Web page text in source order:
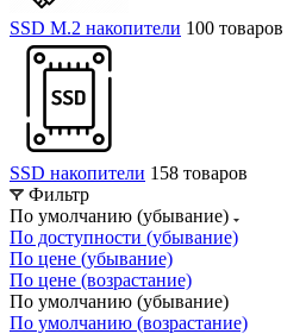
SSD M.2 накопители 100 товаров
SSD накопители 158 товаров
Фильтр
По умолчанию (убывание)
По доступности (убывание)
По цене (убывание)
По цене (возрастание)
По умолчанию (убывание)
По умолчанию (возрастание)